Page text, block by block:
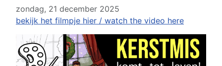
zondag, 21 december 2025
bekijk het filmpje hier / watch the video here